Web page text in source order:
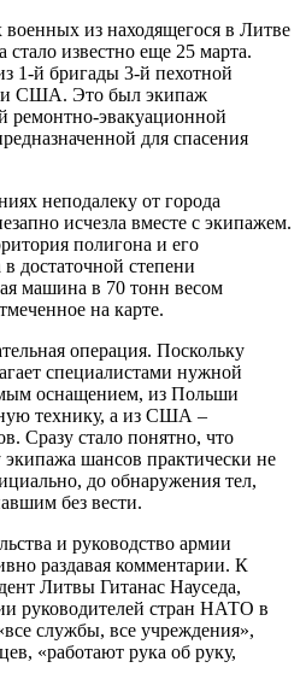
из находящегося в Литве
стало известно еще 25 марта.
1-й бригады 3-й пехотной
США. Это был экипаж
ремонтно-эвакуационной
для спасения
неподалеку от города
исчезла вместе с экипажем.
полигона и его
достаточной степени
машина в 70 тонн весом
на карте.
операция. Поскольку
специалистами нужной
оснащением, из Польши
технику, а из США –
Сразу стало понятно, что
шансов практически не
до обнаружения тел,
без вести.
и руководство армии
раздавая комментарии. К
Литвы Гитанас Науседа,
руководителей стран НАТО в
службы, все учреждения»,
«работают рука об руку,